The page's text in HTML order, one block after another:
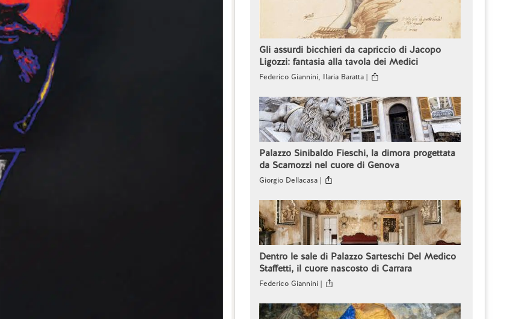
Gli assurdi bicchieri da capriccio di Jacopo
Ligozzi: fantasia alla tavola dei Medici
Federico Giannini, Ilaria Baratta |
Palazzo Sinibaldo Fieschi, la dimora progettata
da Scamozzi nel cuore di Genova
Giorgio Dellacasa |
Dentro le sale di Palazzo Sarteschi Del Medico
Staffetti, il cuore nascosto di Carrara
Federico Giannini |